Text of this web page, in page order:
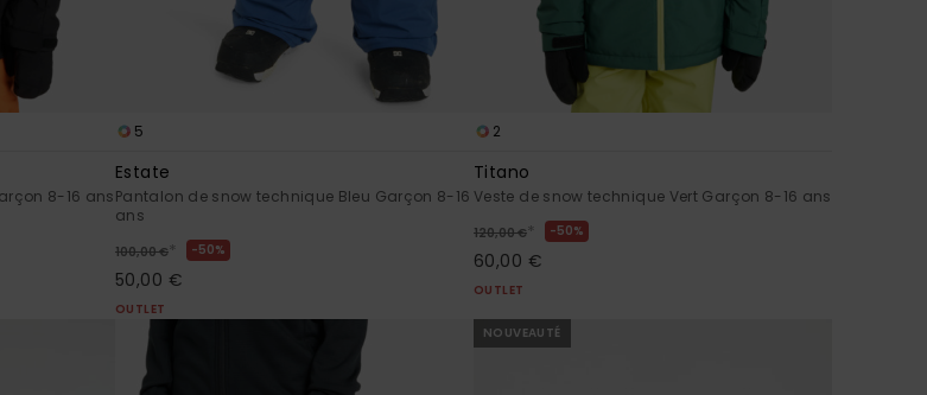
8-16 ans
5
Estate
Pantalon de snow technique Bleu Garçon 8-16
ans
100,00 € * 50%
50,00 €
OUTLET
2
Titano
Veste de snow technique Vert Garçon 8-16 ans
120,00 € * 50%
60,00 €
OUTLET
NOUVEAUTÉ